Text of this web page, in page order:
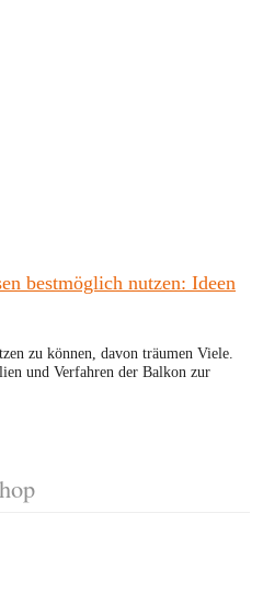
bestmöglich nutzen: Ideen
zu können, davon träumen Viele.
und Verfahren der Balkon zur